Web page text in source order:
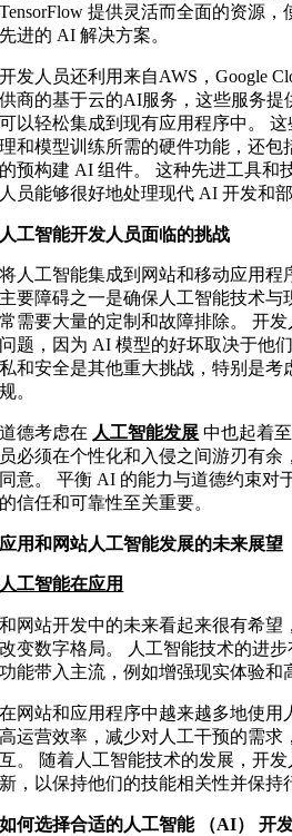
TensorFlow 提供灵活而全面的资源
先进的 AI 解决方案。
开发人员还利用来自AWS，Google
供商的基于云的AI服务，这些服务提
可以轻松集成到现有应用程序中。
理和模型训练所需的硬件功能，还包
的预构建 AI 组件。 这种先进工具和
人员能够很好地处理现代 AI 开发和部
人工智能开发人员面临的挑战
将人工智能集成到网站和移动应用程
主要障碍之一是确保人工智能技术与
常需要大量的定制和故障排除。 开
问题，因为 AI 模型的好坏取决于他
私和安全是其他重大挑战，特别是考
规。
道德考虑在 人工智能发展 中也起着
员必须在个性化和入侵之间游刃有余
同意。 平衡 AI 的能力与道德约束对
的信任和可靠性至关重要。
应用和网站人工智能发展的未来展望
人工智能在应用
和网站开发中的未来看起来很有希望
改变数字格局。 人工智能技术的进
功能带入主流，例如增强现实体验和
在网站和应用程序中越来越多地使用
高运营效率，减少对人工干预的需求
互。 随着人工智能技术的发展，开
新，以保持他们的技能相关性并保持
如何选择合适的人工智能 （AI） 开